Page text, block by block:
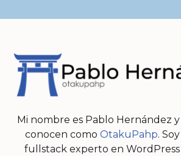
Mi nombre es Pablo Hernández
conocen como OtakuPahp.
fullstack experto en